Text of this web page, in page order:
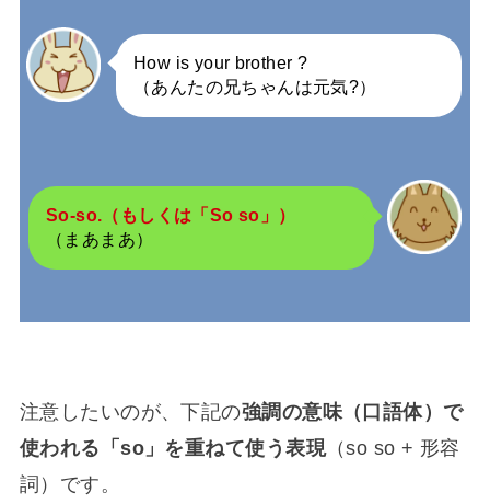
How is your brother ?
（あんたの兄ちゃんは元気?）
So-so.（もしくは「So so」）
（まあまあ）
注意したいのが、下記の強調の意味（口語体）で
使われる「so」を重ねて使う表現（so so + 形容
詞）です。